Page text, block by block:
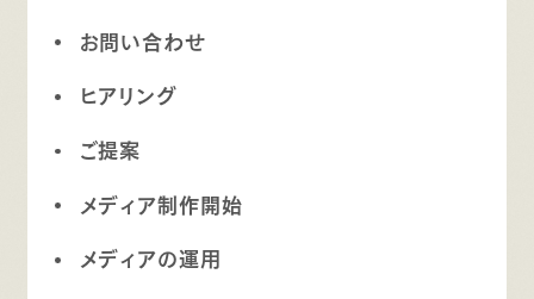
お問い合わせ
ヒアリング
ご提案
メディア制作開始
メディアの運用